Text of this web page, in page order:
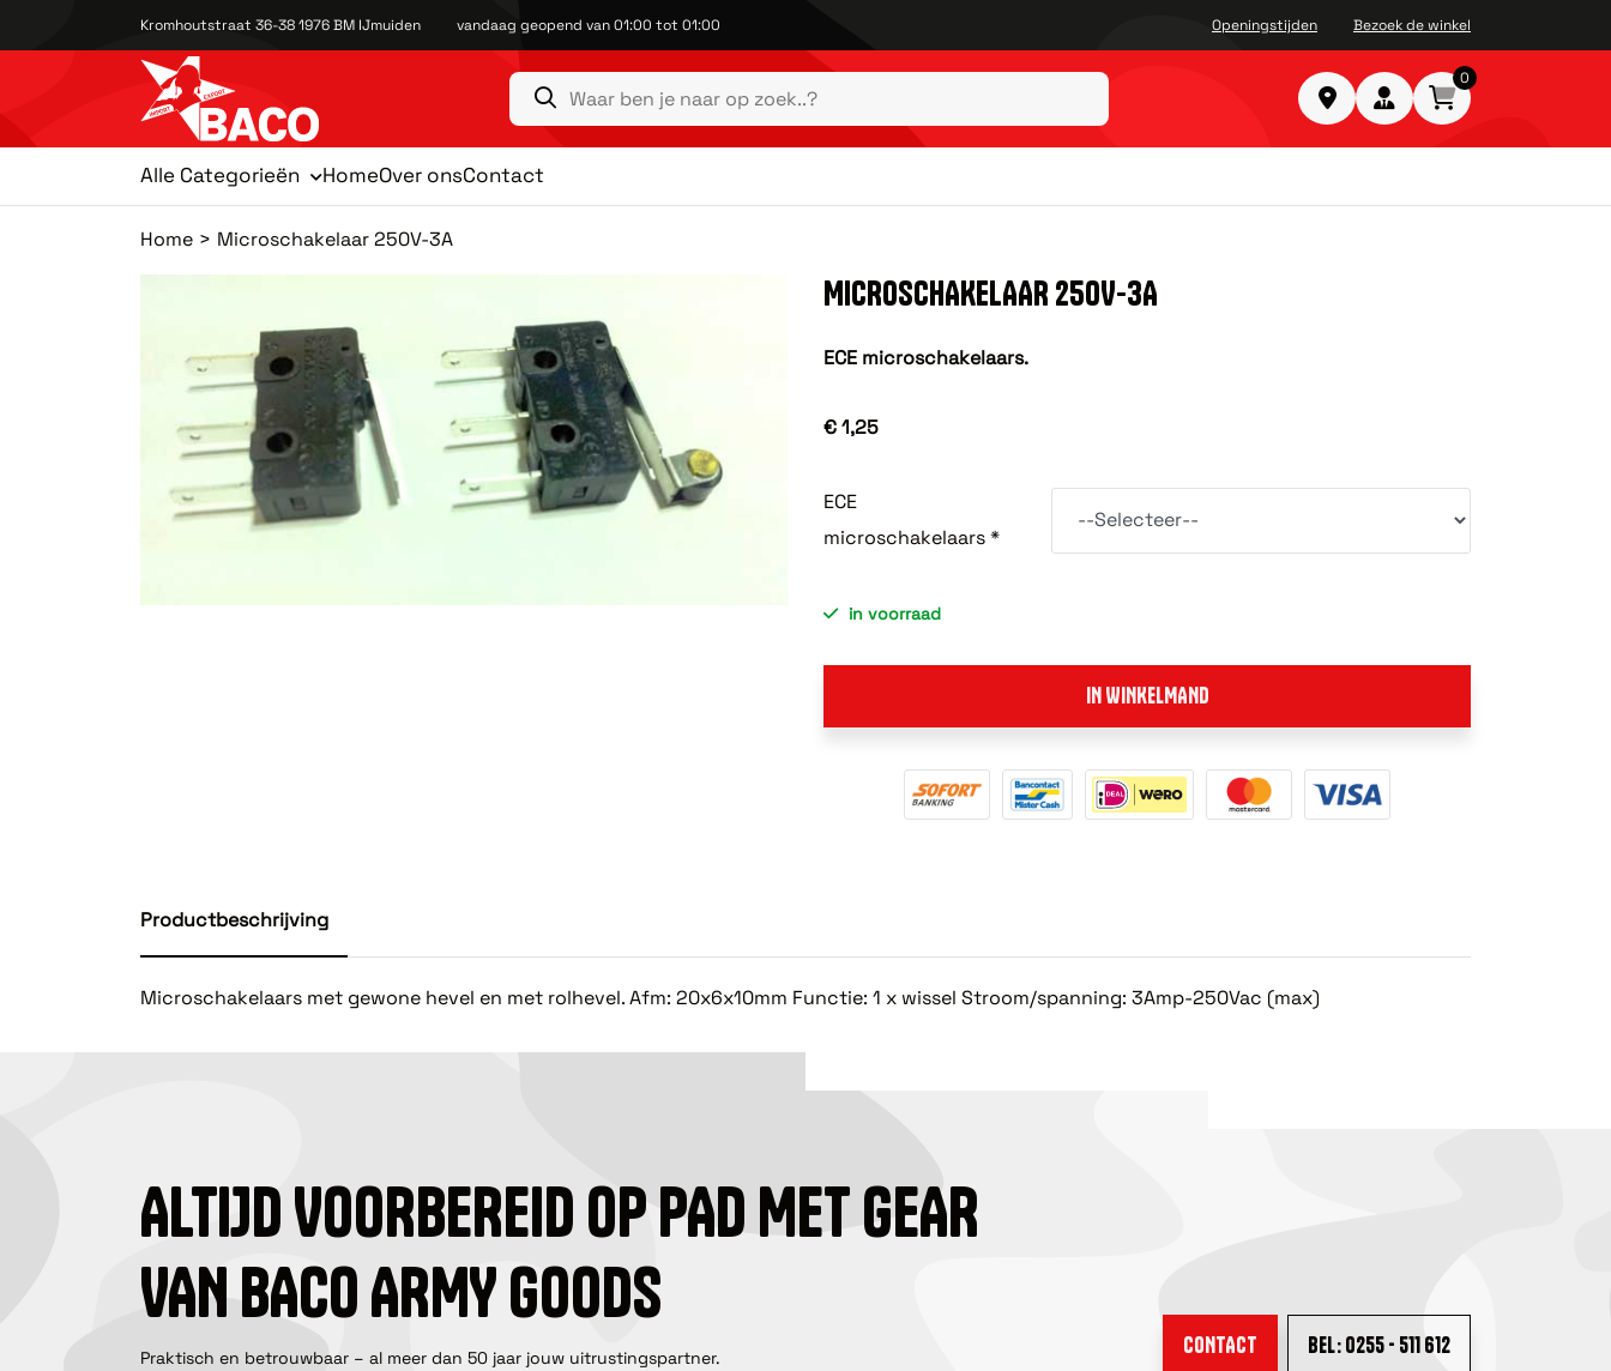
Kromhoutstraat 36-38 1976 BM IJmuiden vandaag geopend van 01:00 tot 01:00 Openingstijden Bezoek de winkel
0
Alle Categorieën HomeOver onsContact
Home Microschakelaar 250V-3A
MICROSCHAKELAAR 250V-3A
ECE microschakelaars.
€ 1,25
ECE
microschakelaars *
in voorraad
IN WINKELMAND
Productbeschrijving
Microschakelaars met gewone hevel en met rolhevel. Afm: 20x6x10mm Functie: 1 x wissel Stroom/spanning: 3Amp-250Vac (max)
ALTIJD VOORBEREID OP PAD MET GEAR
VAN BACO ARMY GOODS
Praktisch en betrouwbaar – al meer dan 50 jaar jouw uitrustingspartner. CONTACT BEL: 0255 - 511 612